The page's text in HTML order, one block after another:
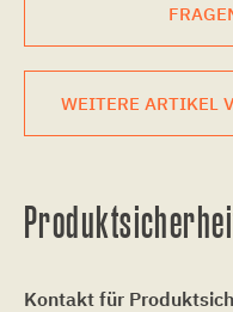
WEITERE ARTIKEL
Kontakt für